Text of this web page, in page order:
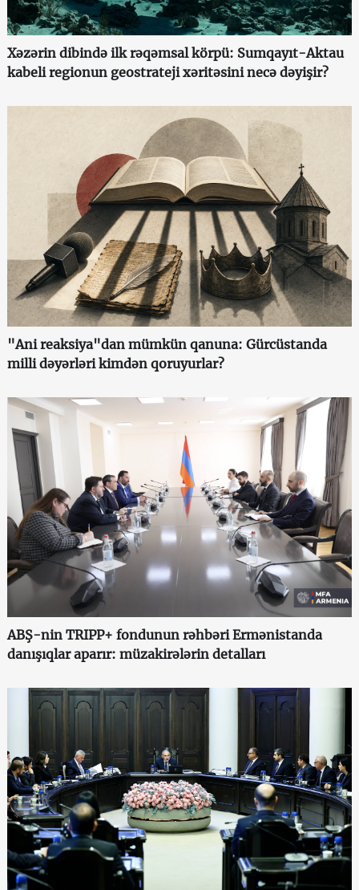
Xəzərin dibində ilk rəqəmsal körpü: Sumqayıt-Aktau
kabeli regionun geostrateji xəritəsini necə dəyişir?
"Ani reaksiya"dan mümkün qanuna: Gürcüstanda
milli dəyərləri kimdən qoruyurlar?
ABŞ-nin TRIPP+ fondunun rəhbəri Ermənistanda
danışıqlar aparır: müzakirələrin detalları